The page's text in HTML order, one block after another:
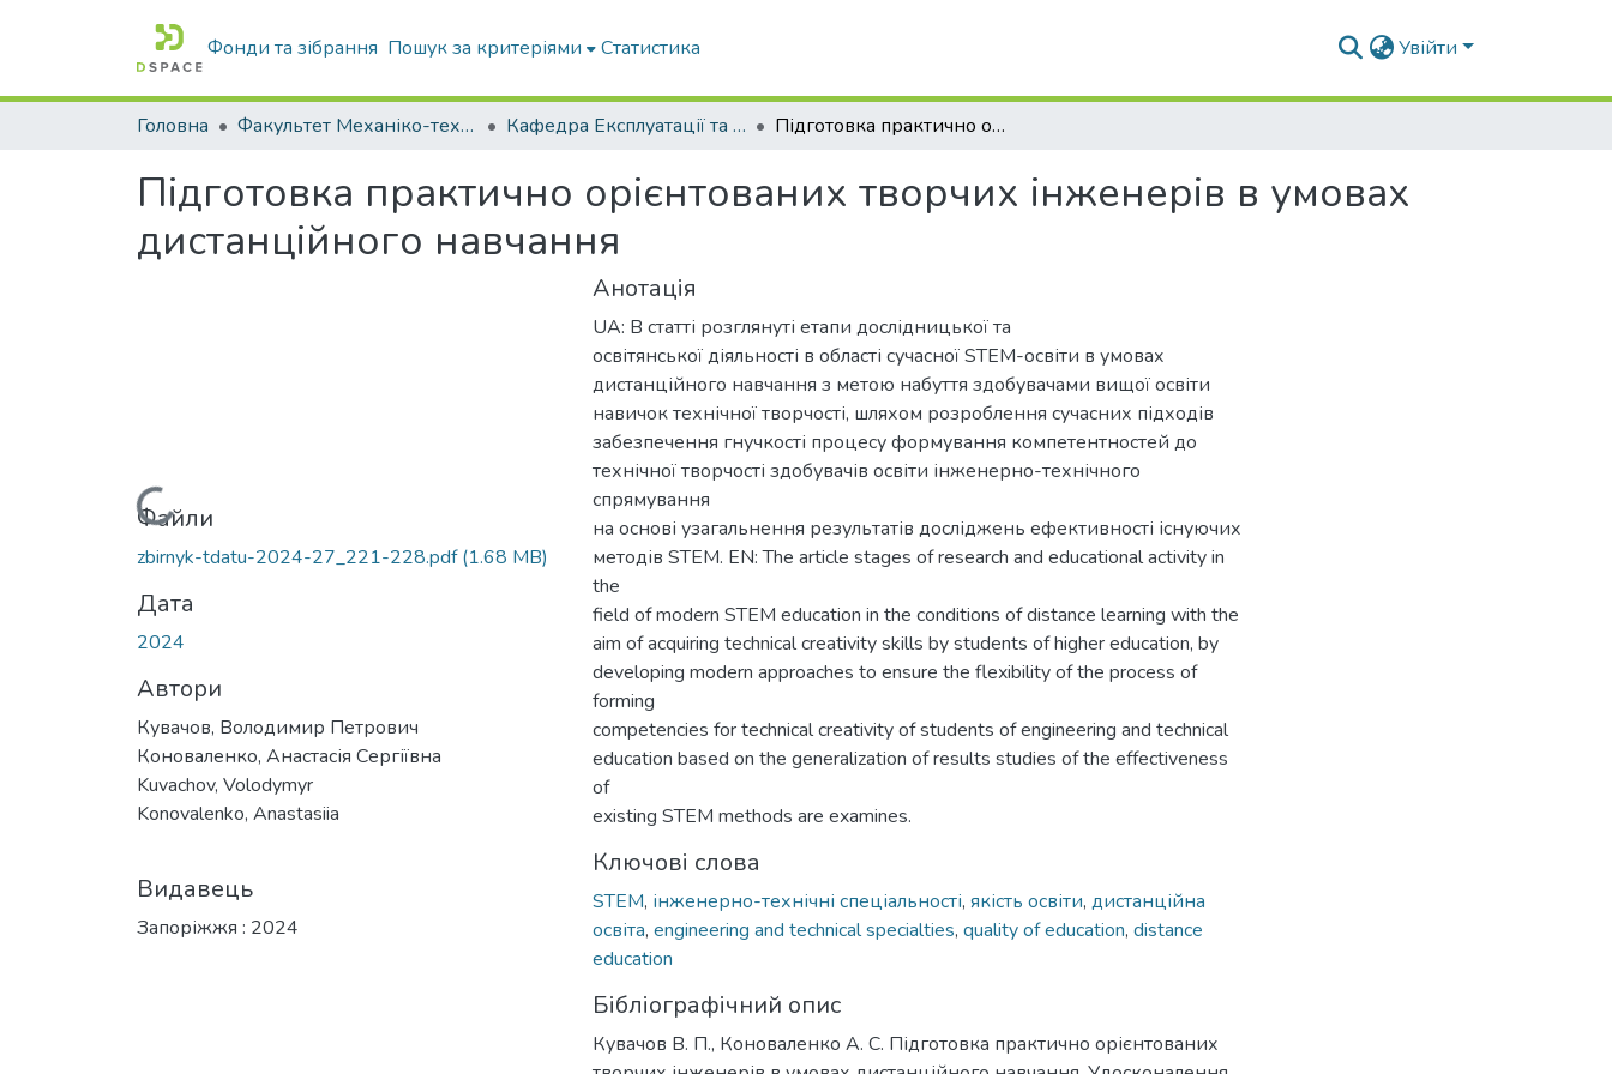
Фонди та зібрання Пошук за критеріями Статистика Увійти
Головна Факультет Механіко-технологічний Кафедра Експлуатації та технічного сервісу машин Підготовка практично орієнтованих творчих інженерів в умовах дистанційного навчання
Підготовка практично орієнтованих творчих інженерів в умовах
дистанційного навчання
Вантажиться...
Файли
zbirnyk-tdatu-2024-27_221-228.pdf(1.68 MB)
Дата
2024
Автори
Кувачов, Володимир Петрович
Коноваленко, Анастасія Сергіївна
Kuvachov, Volodymyr
Konovalenko, Anastasiia
Видавець
Запоріжжя : 2024
Анотація
UA: В статті розглянуті етапи дослідницької та
освітянської діяльності в області сучасної STEM-освіти в умовах
дистанційного навчання з метою набуття здобувачами вищої освіти
навичок технічної творчості, шляхом розроблення сучасних підходів
забезпечення гнучкості процесу формування компетентностей до
технічної творчості здобувачів освіти інженерно-технічного
спрямування
на основі узагальнення результатів досліджень ефективності існуючих
методів STEM. EN: The article stages of research and educational activity in
the
field of modern STEM education in the conditions of distance learning with the
aim of acquiring technical creativity skills by students of higher education, by
developing modern approaches to ensure the flexibility of the process of
forming
competencies for technical creativity of students of engineering and technical
education based on the generalization of results studies of the effectiveness
of
existing STEM methods are examines.
Ключові слова
STEM, інженерно-технічні спеціальності, якість освіти, дистанційна
освіта, engineering and technical specialties, quality of education, distance
education
Бібліографічний опис
Кувачов В. П., Коноваленко А. С. Підготовка практично орієнтованих